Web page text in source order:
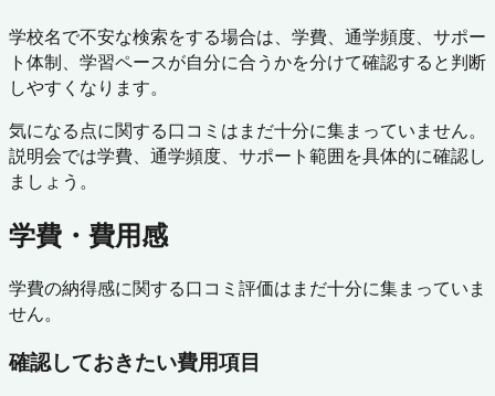
学校名で不安な検索をする場合は、学費、通学頻度、サポー
ト体制、学習ペースが自分に合うかを分けて確認すると判断
しやすくなります。
気になる点に関する口コミはまだ十分に集まっていません。
説明会では学費、通学頻度、サポート範囲を具体的に確認し
ましょう。
学費・費用感
学費の納得感に関する口コミ評価はまだ十分に集まっていま
せん。
確認しておきたい費用項目